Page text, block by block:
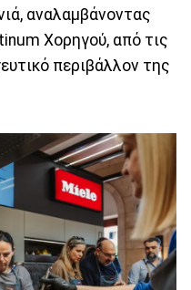
αναλαμβάνοντας
Χορηγού, από τις
περιβάλλον της